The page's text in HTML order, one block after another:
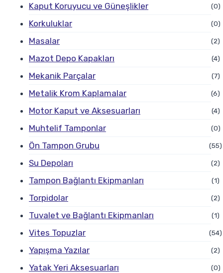
Kaput Koruyucu ve Güneşlikler (0)
Korkuluklar (0)
Masalar (2)
Mazot Depo Kapakları (4)
Mekanik Parçalar (7)
Metalik Krom Kaplamalar (6)
Motor Kaput ve Aksesuarları (4)
Muhtelif Tamponlar (0)
Ön Tampon Grubu (55)
Su Depoları (2)
Tampon Bağlantı Ekipmanları (1)
Torpidolar (2)
Tuvalet ve Bağlantı Ekipmanları (1)
Vites Topuzlar (54)
Yapışma Yazılar (2)
Yatak Yeri Aksesuarları (0)